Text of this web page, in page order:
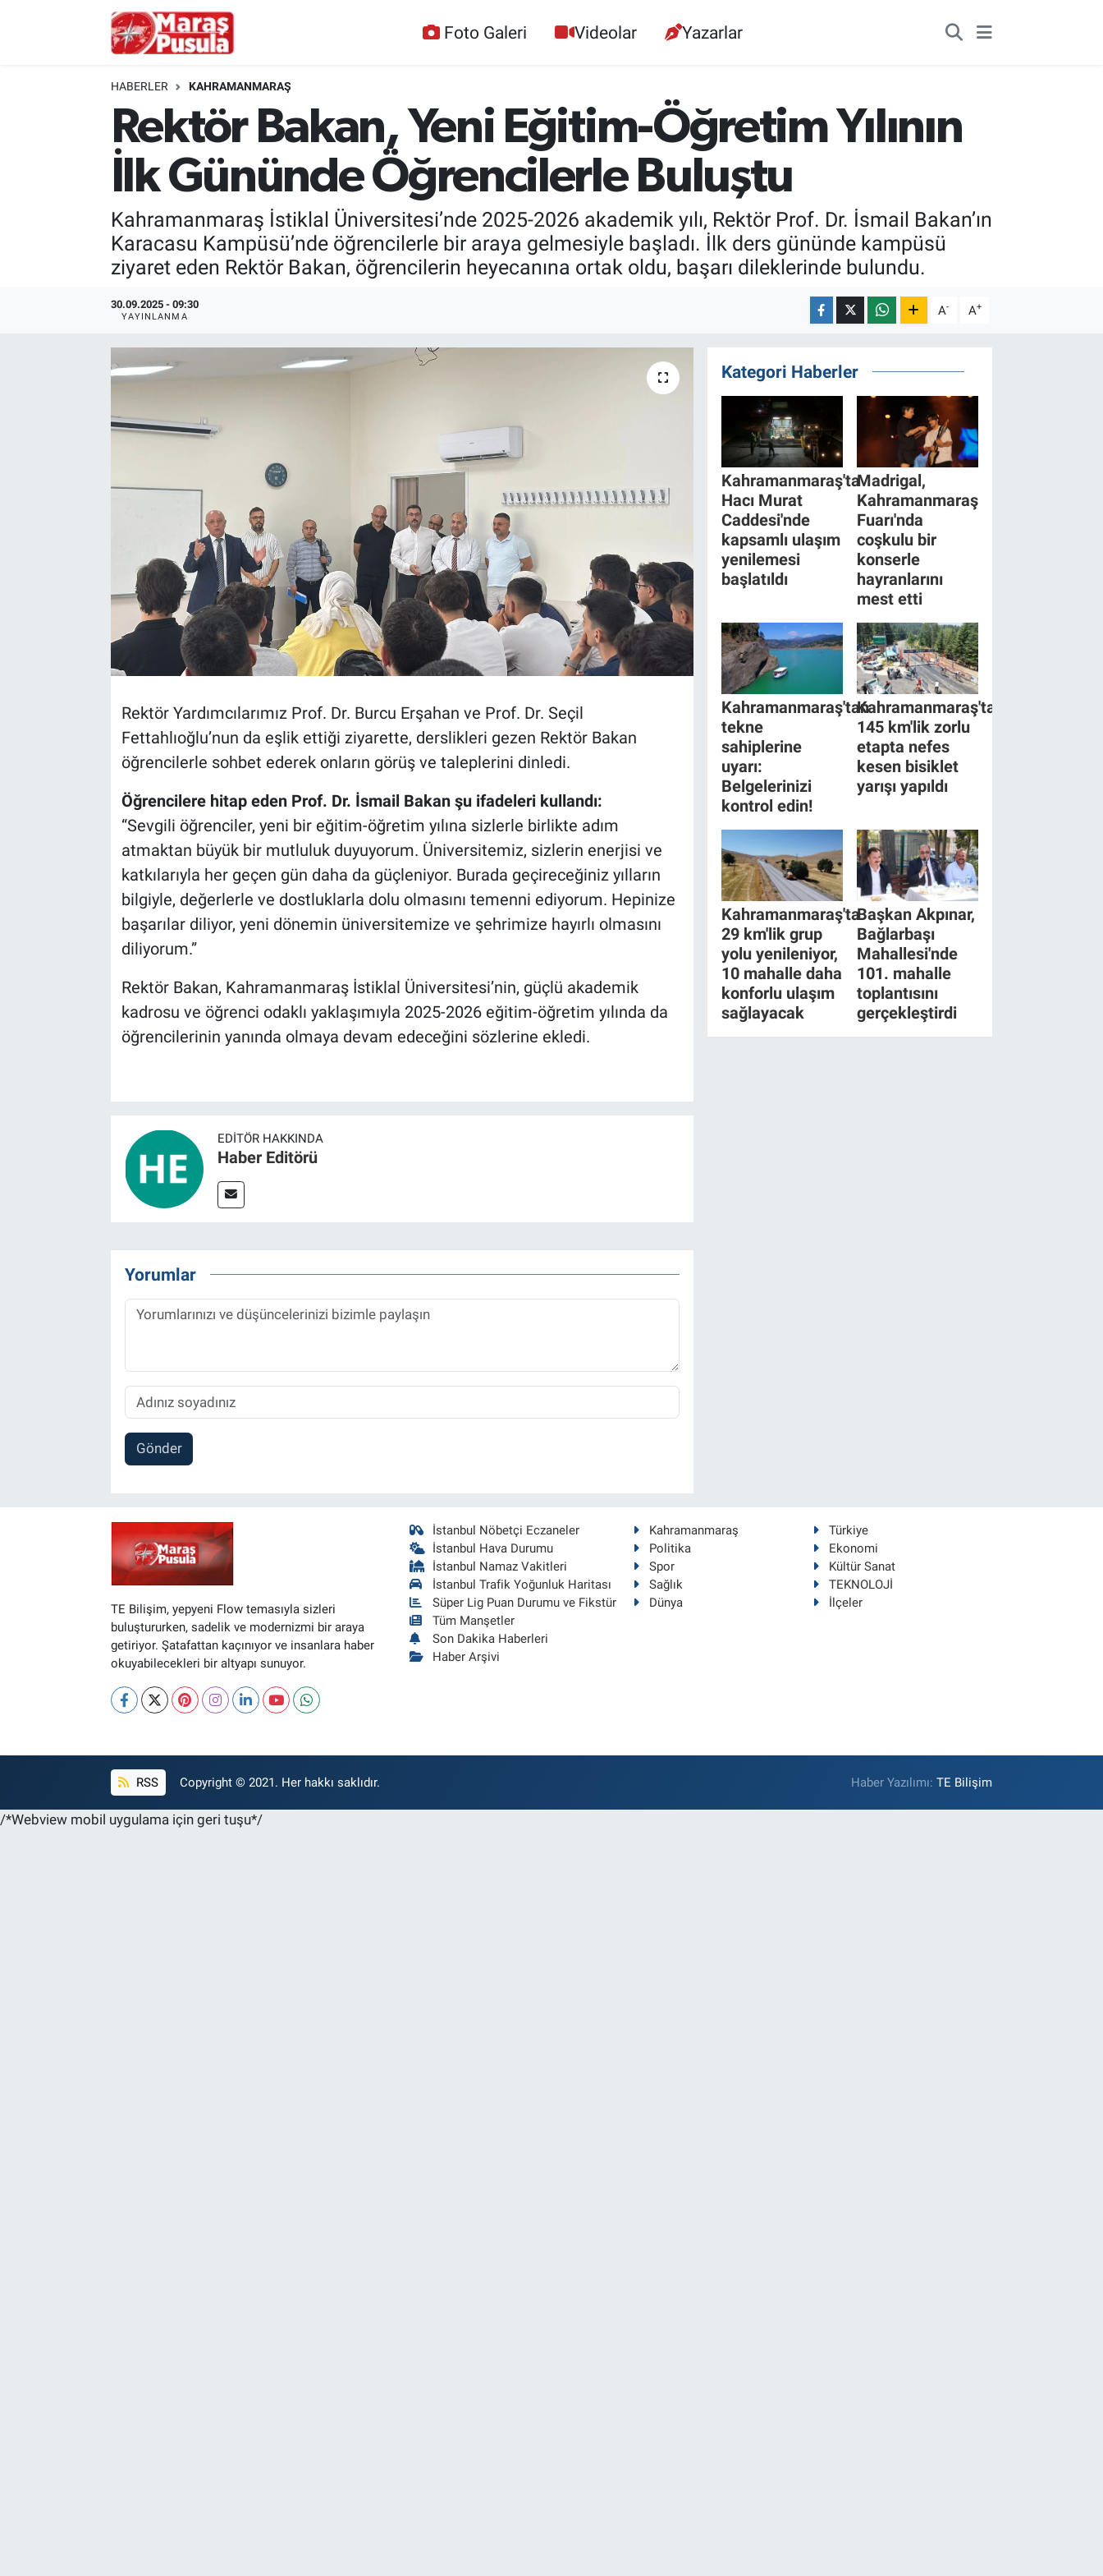
Foto Galeri Videolar Yazarlar
HABERLER KAHRAMANMARAŞ
Rektör Bakan, Yeni Eğitim-Öğretim Yılının
İlk Gününde Öğrencilerle Buluştu
Kahramanmaraş İstiklal Üniversitesi’nde 2025-2026 akademik yılı, Rektör Prof. Dr. İsmail Bakan’ın
Karacasu Kampüsü’nde öğrencilerle bir araya gelmesiyle başladı. İlk ders gününde kampüsü
ziyaret eden Rektör Bakan, öğrencilerin heyecanına ortak oldu, başarı dileklerinde bulundu.
30.09.2025 - 09:30
YAYINLANMA A- A+
Rektör Yardımcılarımız Prof. Dr. Burcu Erşahan ve Prof. Dr. Seçil
Fettahlıoğlu’nun da eşlik ettiği ziyarette, derslikleri gezen Rektör Bakan
öğrencilerle sohbet ederek onların görüş ve taleplerini dinledi.
Öğrencilere hitap eden Prof. Dr. İsmail Bakan şu ifadeleri kullandı:
“Sevgili öğrenciler, yeni bir eğitim-öğretim yılına sizlerle birlikte adım
atmaktan büyük bir mutluluk duyuyorum. Üniversitemiz, sizlerin enerjisi ve
katkılarıyla her geçen gün daha da güçleniyor. Burada geçireceğiniz yılların
bilgiyle, değerlerle ve dostluklarla dolu olmasını temenni ediyorum. Hepinize
başarılar diliyor, yeni dönemin üniversitemize ve şehrimize hayırlı olmasını
diliyorum.”
Rektör Bakan, Kahramanmaraş İstiklal Üniversitesi’nin, güçlü akademik
kadrosu ve öğrenci odaklı yaklaşımıyla 2025-2026 eğitim-öğretim yılında da
öğrencilerinin yanında olmaya devam edeceğini sözlerine ekledi.
EDITÖR HAKKINDA
Haber Editörü
Yorumlar
Gönder
Kategori Haberler
Kahramanmaraş'ta
Hacı Murat
Caddesi'nde
kapsamlı ulaşım
yenilemesi
başlatıldı
Madrigal,
Kahramanmaraş
Fuarı'nda
coşkulu bir
konserle
hayranlarını
mest etti
Kahramanmaraş'tan
tekne
sahiplerine
uyarı:
Belgelerinizi
kontrol edin!
Kahramanmaraş'ta
145 km'lik zorlu
etapta nefes
kesen bisiklet
yarışı yapıldı
Kahramanmaraş'ta
29 km'lik grup
yolu yenileniyor,
10 mahalle daha
konforlu ulaşım
sağlayacak
Başkan Akpınar,
Bağlarbaşı
Mahallesi'nde
101. mahalle
toplantısını
gerçekleştirdi
TE Bilişim, yepyeni Flow temasıyla sizleri
buluştururken, sadelik ve modernizmi bir araya
getiriyor. Şatafattan kaçınıyor ve insanlara haber
okuyabilecekleri bir altyapı sunuyor.
İstanbul Nöbetçi Eczaneler
İstanbul Hava Durumu
İstanbul Namaz Vakitleri
İstanbul Trafik Yoğunluk Haritası
Süper Lig Puan Durumu ve Fikstür
Tüm Manşetler
Son Dakika Haberleri
Haber Arşivi
Kahramanmaraş
Türkiye
Politika
Ekonomi
Spor
Kültür Sanat
Sağlık
TEKNOLOJİ
Dünya
İlçeler
RSS Copyright © 2021. Her hakkı saklıdır. Haber Yazılımı:TE Bilişim
/*Webview mobil uygulama için geri tuşu*/
Kültür Sanat
Bilim, Teknoloji
BİLİM VE TEKNOLOJİ
İstanbul Hava Durumu
İstanbul Namaz Vakitleri
İstanbul Trafik Yoğunluk Haritası
Süper Lig Puan Durumu ve Fikstür
Tüm Manşetler
Son Dakika Haberleri